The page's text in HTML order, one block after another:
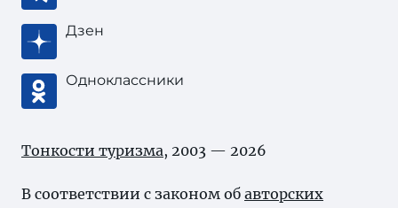
Дзен
Одноклассники
Тонкости туризма, 2003 — 2026
В соответствии с законом об авторских